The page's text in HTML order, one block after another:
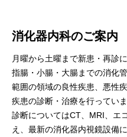
消化器内科のご案内
月曜から土曜まで新患・再診
指腸・小腸・大腸までの消化
範囲の領域の良性疾患、悪性
疾患の診断・治療を行っていま
診断についてはCT、MRI、エ
え、最新の消化器内視鏡設備